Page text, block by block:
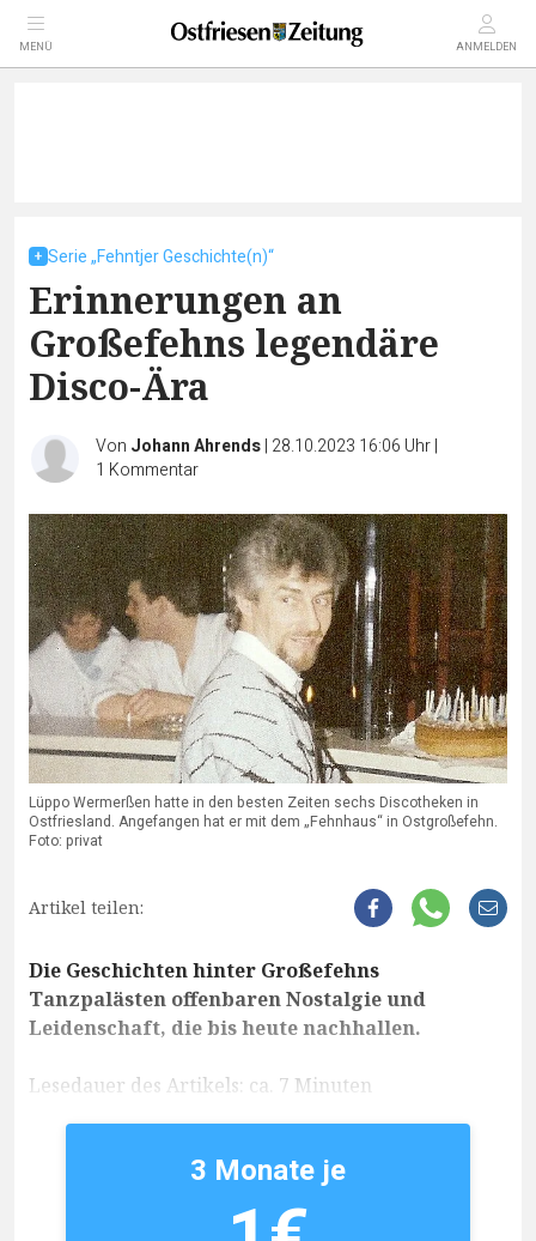
MENÜ ANMELDEN
Serie „Fehntjer Geschichte(n)“
Erinnerungen an
Großefehns legendäre
Disco-Ära
Von Johann Ahrends| 28.10.2023 16:06 Uhr|
1 Kommentar
Lüppo Wermerßen hatte in den besten Zeiten sechs Discotheken in
Ostfriesland. Angefangen hat er mit dem „Fehnhaus“ in Ostgroßefehn.
Foto: privat
Artikel teilen:
Die Geschichten hinter Großefehns
Tanzpalästen offenbaren Nostalgie und
Leidenschaft, die bis heute nachhallen.
Lesedauer des Artikels: ca. 7 Minuten
3 Monate je